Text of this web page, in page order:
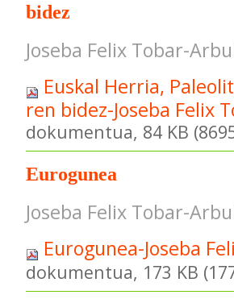
bidez
Joseba Felix Tobar-
Euskal Herria,
ren bidez-Joseba Felix
dokumentua, 84 KB
Eurogunea
Joseba Felix Tobar-
Eurogunea-Joseba
dokumentua, 173 KB